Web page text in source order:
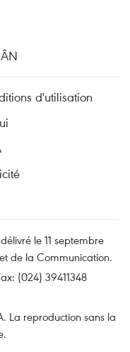
d'utilisation
le 11 septembre
de la Communication.
(024) 39411348
La reproduction sans la